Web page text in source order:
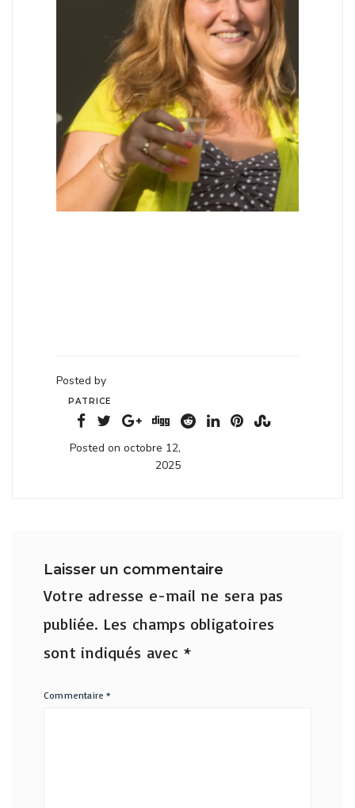
Posted by
PATRICE
Posted on octobre 12,
2025
Laisser un commentaire
Votre adresse e-mail ne sera pas
publiée. Les champs obligatoires
sont indiqués avec *
Commentaire*